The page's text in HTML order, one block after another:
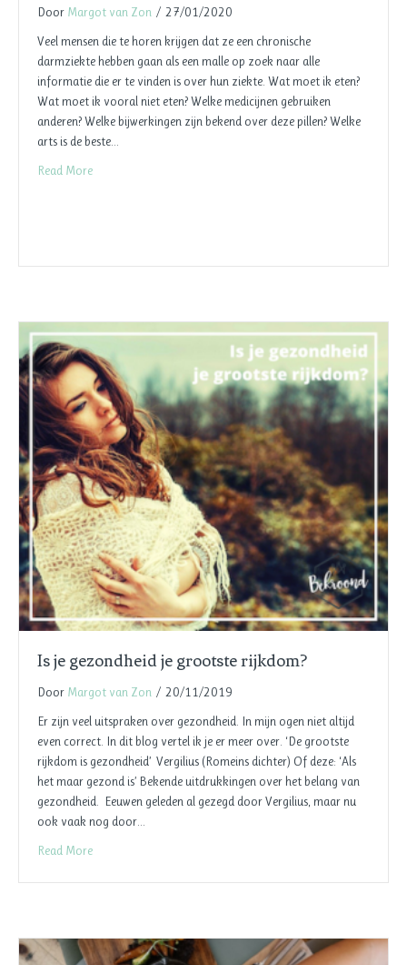
Door Margot van Zon / 27/01/2020
Veel mensen die te horen krijgen dat ze een chronische
darmziekte hebben gaan als een malle op zoek naar alle
informatie die er te vinden is over hun ziekte. Wat moet ik eten?
Wat moet ik vooral niet eten? Welke medicijnen gebruiken
anderen? Welke bijwerkingen zijn bekend over deze pillen? Welke
arts is de beste…
Read More
Is je gezondheid je grootste rijkdom?
Door Margot van Zon / 20/11/2019
Er zijn veel uitspraken over gezondheid. In mijn ogen niet altijd
even correct. In dit blog vertel ik je er meer over. ‘De grootste
rijkdom is gezondheid’ Vergilius (Romeins dichter) Of deze: ‘Als
het maar gezond is’ Bekende uitdrukkingen over het belang van
gezondheid. Eeuwen geleden al gezegd door Vergilius, maar nu
ook vaak nog door…
Read More